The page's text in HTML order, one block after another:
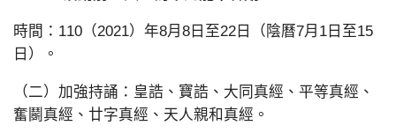
時間：110（2021）年8月8日至22日（陰曆7月1日至15
日）。
（二）加強持誦：皇誥、寶誥、大同真經、平等真經、
奮鬬真經、廿字真經、天人親和真經。